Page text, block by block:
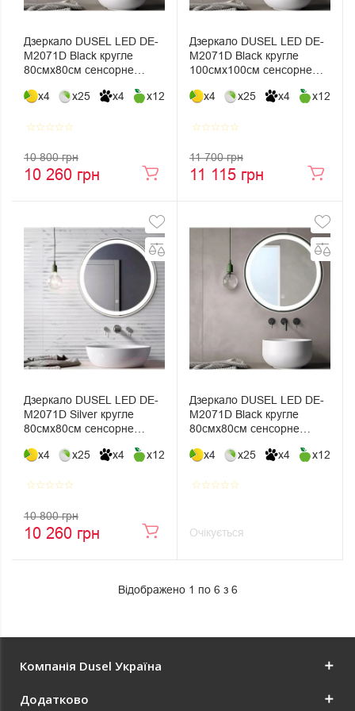
Дзеркало DUSEL LED DE-
M2071D Black кругле
80смх80см сенсорне
підігрів+годинник/темп
x4 x25 x4 x12
star_borderstar_borderstar_borderstar_borderstar_border
10 800 грн
10 260 грн
Дзеркало DUSEL LED DE-
M2071D Black кругле
100смх100см сенсорне
x4
x25 x4 x12
star_borderstar_borderstar_borderstar_borderstar_border
11 700 грн
11 115 грн
Дзеркало DUSEL LED DE-
M2071D Silver кругле
80смх80см сенсорне
підігрів+годинник/темп
x4 x25 x4 x12
star_borderstar_borderstar_borderstar_borderstar_border
10 800 грн
10 260 грн
Дзеркало DUSEL LED DE-
M2071D Black кругле
80смх80см сенсорне
x4
x25 x4 x12
star_borderstar_borderstar_borderstar_borderstar_border
Очікується
Відображено 1 по 6 з 6
Компанія Dusel Україна
Додатково